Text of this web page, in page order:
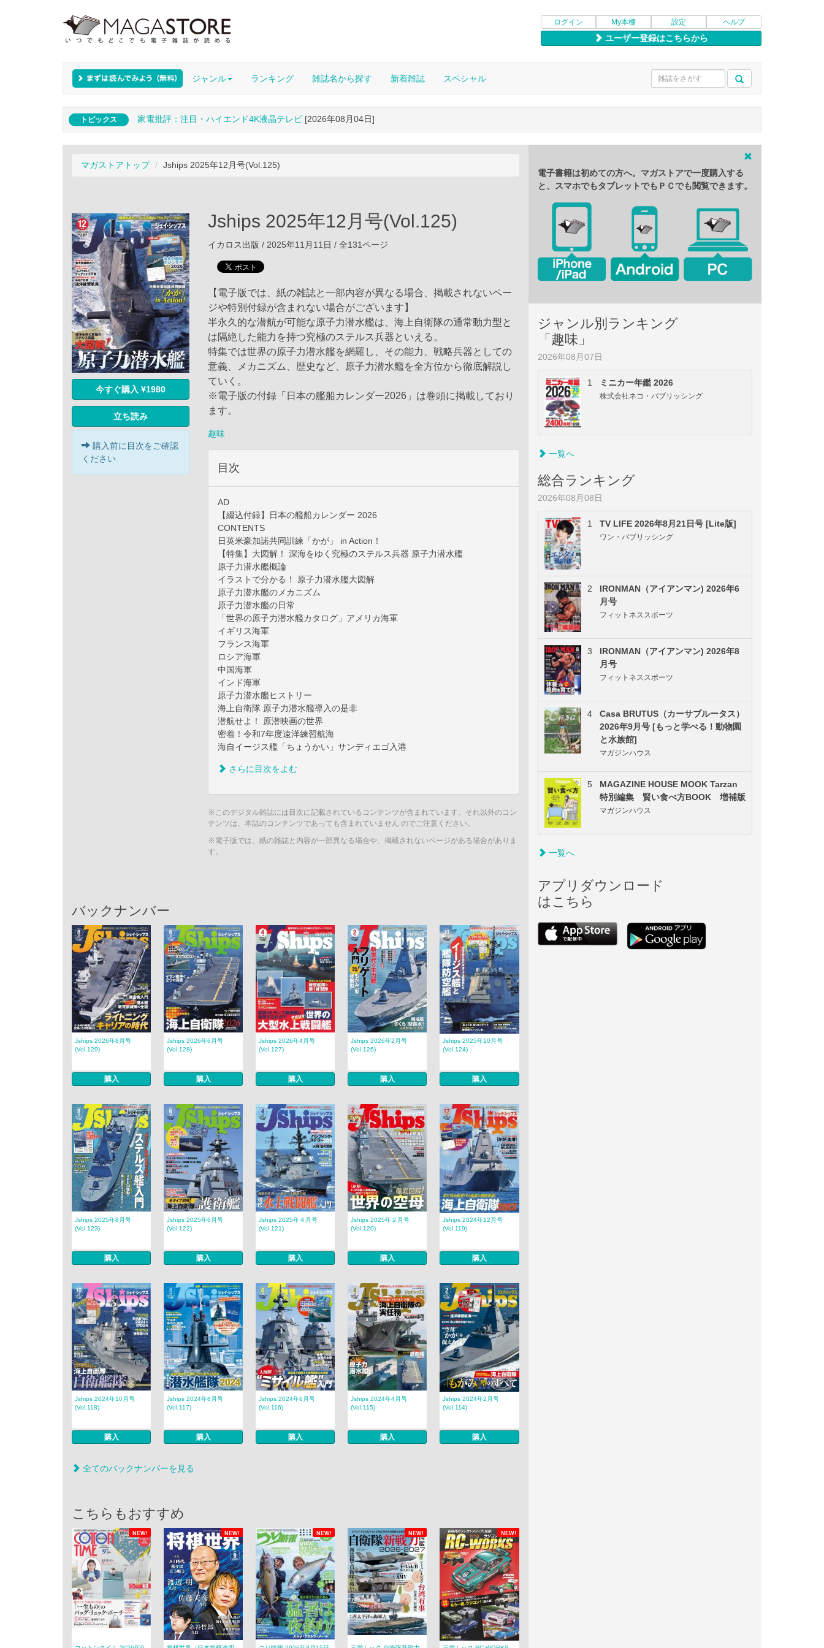
ログイン My本棚 設定 ヘルプ
ユーザー登録はこちらから
ジャンル ランキング 雑誌名から探す 新着雑誌 スペシャル
トピックス 家電批評：注目・ハイエンド4K液晶テレビ [2026年08月04日]
マガストアトップ Jships 2025年12月号(Vol.125)
今すぐ購入 ¥1980
立ち読み
購入前に目次をご確認
ください
Jships 2025年12月号(Vol.125)
イカロス出版 / 2025年11月11日 / 全131ページ
【電子版では、紙の雑誌と一部内容が異なる場合、掲載されないペー
ジや特別付録が含まれない場合がございます】
半永久的な潜航が可能な原子力潜水艦は、海上自衛隊の通常動力型と
は隔絶した能力を持つ究極のステルス兵器といえる。
特集では世界の原子力潜水艦を網羅し、その能力、戦略兵器としての
意義、メカニズム、歴史など、原子力潜水艦を全方位から徹底解説し
ていく。
※電子版の付録「日本の艦船カレンダー2026」は巻頭に掲載しており
ます。
趣味
目次
AD
【綴込付録】日本の艦船カレンダー 2026
CONTENTS
日英米豪加諾共同訓練「かが」 in Action！
【特集】大図解！ 深海をゆく究極のステルス兵器 原子力潜水艦
原子力潜水艦概論
イラストで分かる！ 原子力潜水艦大図解
原子力潜水艦のメカニズム
原子力潜水艦の日常
「世界の原子力潜水艦カタログ」アメリカ海軍
イギリス海軍
フランス海軍
ロシア海軍
中国海軍
インド海軍
原子力潜水艦ヒストリー
海上自衛隊 原子力潜水艦導入の是非
潜航せよ！ 原潜映画の世界
密着！令和7年度遠洋練習航海
海自イージス艦「ちょうかい」サンディエゴ入港
さらに目次をよむ
※このデジタル雑誌には目次に記載されているコンテンツが含まれています。それ以外のコン
テンツは、本誌のコンテンツであっても含まれていません のでご注意ください。
※電子版では、紙の雑誌と内容が一部異なる場合や、掲載されないページがある場合がありま
す。
バックナンバー
Jships 2026年8月号
(Vol.129)
購入
Jships 2026年6月号
(Vol.128)
購入
Jships 2026年4月号
(Vol.127)
購入
Jships 2026年2月号
(Vol.126)
購入
Jships 2025年10月号
(Vol.124)
購入
Jships 2025年8月号
(Vol.123)
購入
Jships 2025年6月号
(Vol.122)
購入
Jships 2025年４月号
(Vol.121)
購入
Jships 2025年２月号
(Vol.120)
購入
Jships 2024年12月号
(Vol.119)
購入
Jships 2024年10月号
(Vol.118)
購入
Jships 2024年8月号
(Vol.117)
購入
Jships 2024年6月号
(Vol.116)
購入
Jships 2024年4月号
(Vol.115)
購入
Jships 2024年2月号
(Vol.114)
購入
全てのバックナンバーを見る
こちらもおすすめ
NEW! NEW! NEW! NEW! NEW!
電子書籍は初めての方へ。マガストアで一度購入する
と、スマホでもタブレットでもＰＣでも閲覧できます。
ジャンル別ランキング
「趣味」
2026年08月07日
1 ミニカー年鑑 2026
株式会社ネコ・パブリッシング
一覧へ
総合ランキング
2026年08月08日
1 TV LIFE 2026年8月21日号 [Lite版]
ワン・パブリッシング
2
IRONMAN（アイアンマン) 2026年6
月号
フィットネススポーツ
3
IRONMAN（アイアンマン) 2026年8
月号
フィットネススポーツ
4
Casa BRUTUS（カーサブルータス）
2026年9月号 [もっと学べる！動物園
と水族館]
マガジンハウス
5
MAGAZINE HOUSE MOOK Tarzan
特別編集 賢い食べ方BOOK 増補版
マガジンハウス
一覧へ
アプリダウンロード
はこちら